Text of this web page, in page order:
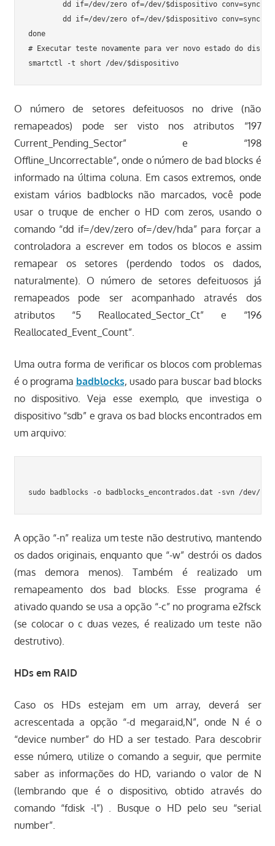
done
# Executar teste novamente para ver novo estado do disco
O número de setores defeituosos no drive (não
remapeados) pode ser visto nos atributos “197
Current_Pending_Sector” e “198
Offline_Uncorrectable”, onde o número de bad blocks é
informado na última coluna. Em casos extremos, onde
existam vários badblocks não marcados, você pode
usar o truque de encher o HD com zeros, usando o
comando “dd if=/dev/zero of=/dev/hda” para forçar a
controladora a escrever em todos os blocos e assim
remapear os setores (perdendo todos os dados,
naturalmente). O número de setores defeituosos já
remapeados pode ser acompanhado através dos
atributos “5 Reallocated_Sector_Ct” e “196
Reallocated_Event_Count”.
Uma outra forma de verificar os blocos com problemas
é o programa badblocks, usado para buscar bad blocks
no dispositivo. Veja esse exemplo, que investiga o
dispositivo “sdb” e grava os bad blocks encontrados em
um arquivo:
A opção “-n” realiza um teste não destrutivo, mantendo
os dados originais, enquanto que “-w” destrói os dados
(mas demora menos). Também é realizado um
remapeamento dos bad blocks. Esse programa é
ativado quando se usa a opção “-c” no programa e2fsck
(se colocar o c duas vezes, é realizado um teste não
destrutivo).
HDs em RAID
Caso os HDs estejam em um array, deverá ser
acrescentada a opção “-d megaraid,N”, onde N é o
“device number” do HD a ser testado. Para descobrir
esse número, utilize o comando a seguir, que permite
saber as informações do HD, variando o valor de N
(lembrando que é o dispositivo, obtido através do
comando “fdisk -l”) . Busque o HD pelo seu “serial
number”.